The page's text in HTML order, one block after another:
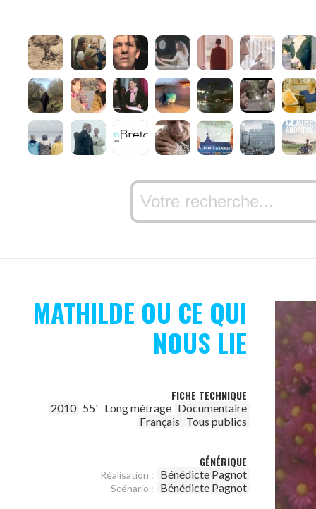
MATHILDE OU CE QUI
NOUS LIE
FICHE TECHNIQUE
2010 55' Long métrage Documentaire
Français Tous publics
GÉNÉRIQUE
Réalisation : Bénédicte Pagnot
Scénario : Bénédicte Pagnot